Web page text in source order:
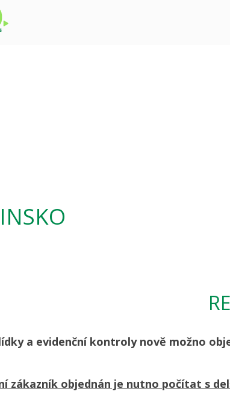
a evidenční kontroly nově možno
zákazník objednán je nutno počítat s